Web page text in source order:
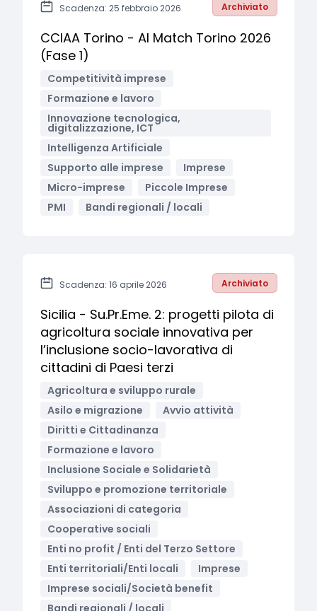
Scadenza: 25 febbraio 2026 Archiviato
CCIAA Torino - AI Match Torino 2026
(Fase 1)
Competitività imprese
Formazione e lavoro
Innovazione tecnologica,
digitalizzazione, ICT
Intelligenza Artificiale
Supporto alle imprese
Imprese
Micro-imprese
Piccole Imprese
PMI
Bandi regionali / locali
Scadenza: 16 aprile 2026 Archiviato
Sicilia - Su.Pr.Eme. 2: progetti pilota di
agricoltura sociale innovativa per
l’inclusione socio-lavorativa di
cittadini di Paesi terzi
Agricoltura e sviluppo rurale
Asilo e migrazione
Avvio attività
Diritti e Cittadinanza
Formazione e lavoro
Inclusione Sociale e Solidarietà
Sviluppo e promozione territoriale
Associazioni di categoria
Cooperative sociali
Enti no profit / Enti del Terzo Settore
Enti territoriali/Enti locali
Imprese
Imprese sociali/Società benefit
Bandi regionali / locali